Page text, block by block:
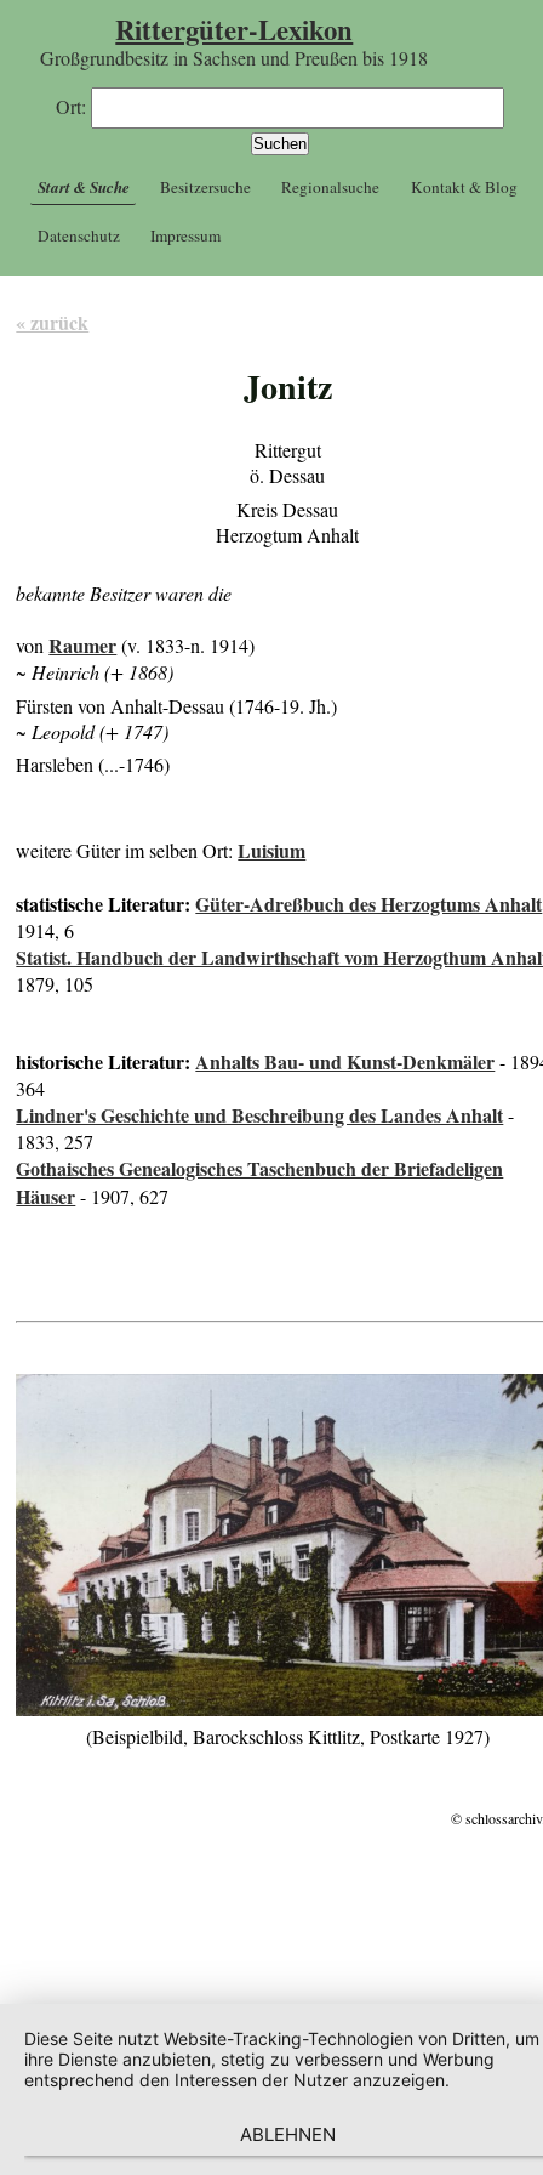
Rittergüter-Lexikon
Großgrundbesitz in Sachsen und Preußen bis 1918
Ort:
Start & Suche Besitzersuche Regionalsuche Kontakt & Blog
Datenschutz Impressum
« zurück
Jonitz
Rittergut
ö. Dessau
Kreis Dessau
Herzogtum Anhalt
bekannte Besitzer waren die
vonRaumer(v. 1833-n. 1914)
~ Heinrich (+ 1868)
Fürsten von Anhalt-Dessau (1746-19. Jh.)
~ Leopold (+ 1747)
Harsleben (...-1746)
weitere Güter im selben Ort:Luisium
statistische Literatur:Güter-Adreßbuch des Herzogtums Anhalt
1914, 6
Statist. Handbuch der Landwirthschaft vom Herzogthum
1879, 105
historische Literatur:Anhalts Bau- und Kunst-Denkmäler-
364
Lindner's Geschichte und Beschreibung des Landes Anhalt-
1833, 257
Gothaisches Genealogisches Taschenbuch der Briefadeligen
Häuser- 1907, 627
(Beispielbild, Barockschloss Kittlitz, Postkarte 1927)
©
Diese Seite nutzt Website-Tracking-Technologien von Dritten, um
ihre Dienste anzubieten, stetig zu verbessern und Werbung
entsprechend den Interessen der Nutzer anzuzeigen.
ABLEHNEN